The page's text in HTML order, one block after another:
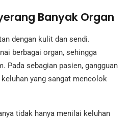
Banyak Organ
dengan kulit dan sendi.
berbagai organ, sehingga
Pada sebagian pasien, gangguan
yang sangat mencolok
tidak hanya menilai keluhan